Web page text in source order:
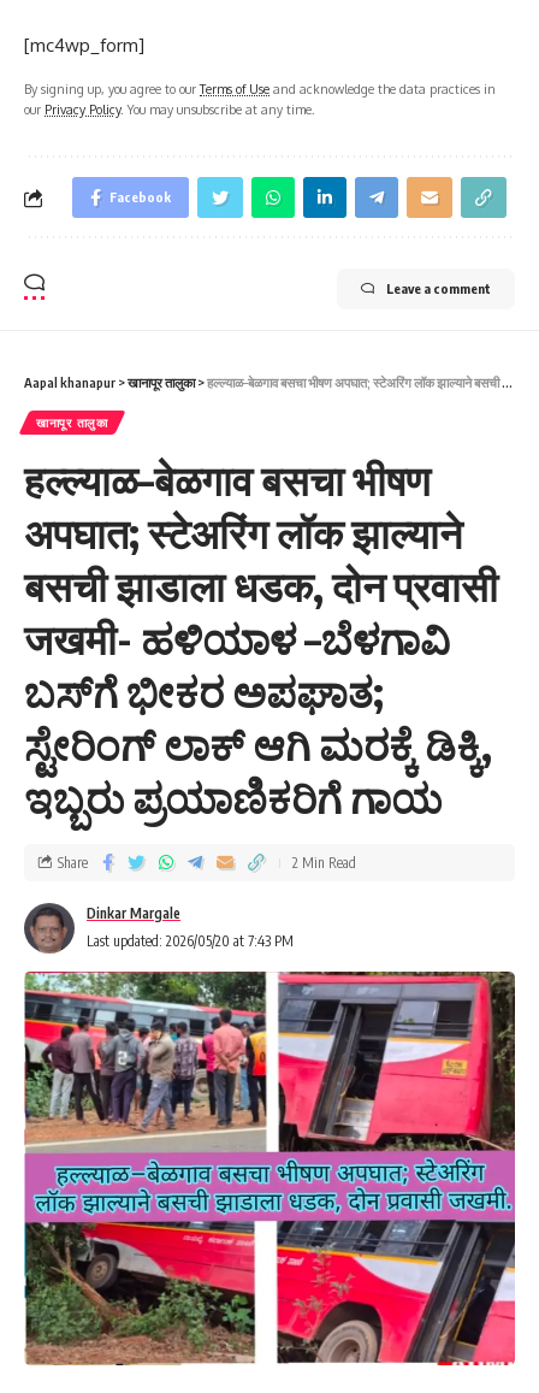
[mc4wp_form]
By signing up, you agree to ourTerms of Use and acknowledge the data practices in
our Privacy Policy. You may unsubscribe at any time.
Facebook
Leave a comment
Aapal khanapur >खानापूर तालुका>हल्ल्याळ–बेळगाव बसचा भीषण अपघात; स्टेअरिंग लॉक झाल्याने बसची झाडाला धडक, दोन प्रवासी जखमी- ಹಳಿಯಾಳ –ಬೆಳಗಾವಿ ಬಸ್‌ಗೆ ಭೀಕರ ಅಪಘಾತ; ಸ್ಟೇರಿಂಗ್ ಲಾಕ್ ಆಗಿ ಮರಕ್ಕೆ ಡಿಕ್ಕಿ, ಇಬ್ಬರು ಪ್ರಯಾಣಿಕರಿಗೆ ಗಾಯ
खानापूर तालुका
हल्ल्याळ–बेळगाव बसचा भीषण
अपघात; स्टेअरिंग लॉक झाल्याने
बसची झाडाला धडक, दोन प्रवासी
जखमी- ಹಳಿಯಾಳ –ಬೆಳಗಾವಿ
ಬಸ್‌ಗೆ ಭೀಕರ ಅಪಘಾತ;
ಸ್ಟೇರಿಂಗ್ ಲಾಕ್ ಆಗಿ ಮರಕ್ಕೆ ಡಿಕ್ಕಿ,
ಇಬ್ಬರು ಪ್ರಯಾಣಿಕರಿಗೆ ಗಾಯ
Last updated: 2026/05/20 at 7:43 PM
Dinkar Margale
Share 2 Min Read